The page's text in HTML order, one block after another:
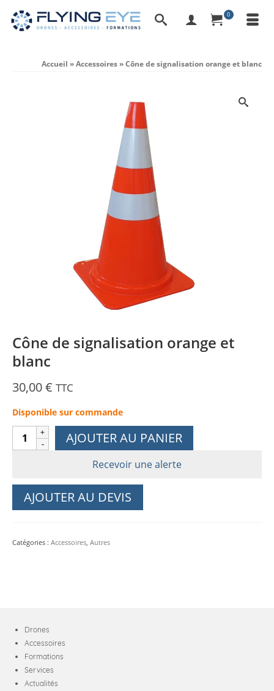
0
Accueil »Accessoires»Cône de signalisation orange et blanc
Cône de signalisation orange et
blanc
30,00€ TTC
Disponible sur commande
quantité
de
signalisation
orange
AJOUTER AU PANIER
Recevoir une alerte
AJOUTER AU DEVIS
Catégories : Accessoires, Autres
Drones
Accessoires
Formations
Services
Actualités